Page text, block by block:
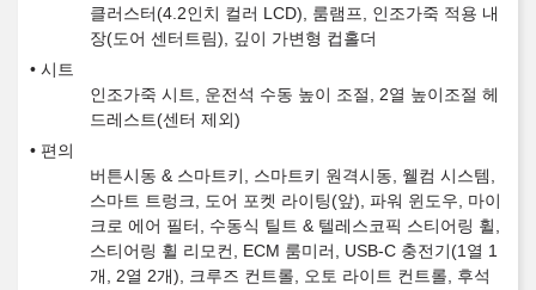
클러스터(4.2인치 컬러 LCD), 룸램프, 인조가죽 적용 내
장(도어 센터트림), 깊이 가변형 컵홀더
시트
인조가죽 시트, 운전석 수동 높이 조절, 2열 높이조절 헤
드레스트(센터 제외)
편의
버튼시동 & 스마트키, 스마트키 원격시동, 웰컴 시스템,
스마트 트렁크, 도어 포켓 라이팅(앞), 파워 윈도우, 마이
크로 에어 필터, 수동식 틸트 & 텔레스코픽 스티어링 휠,
스티어링 휠 리모컨, ECM 룸미러, USB-C 충전기(1열 1
개, 2열 2개), 크루즈 컨트롤, 오토 라이트 컨트롤, 후석